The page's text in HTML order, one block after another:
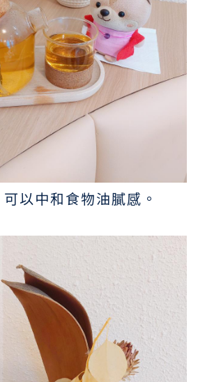
以中和食物油膩感。